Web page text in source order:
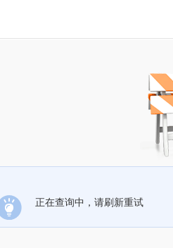
正在查询中，请刷新重试